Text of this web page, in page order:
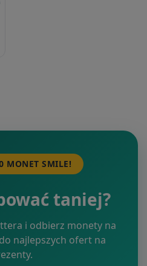
MONET SMILE!
taniej?
i odbierz monety na
najlepszych ofert na